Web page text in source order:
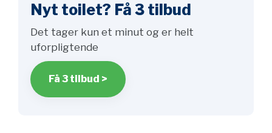
Nyt toilet? Få 3 tilbud
Det tager kun et minut og er helt
uforpligtende
Få 3 tilbud >